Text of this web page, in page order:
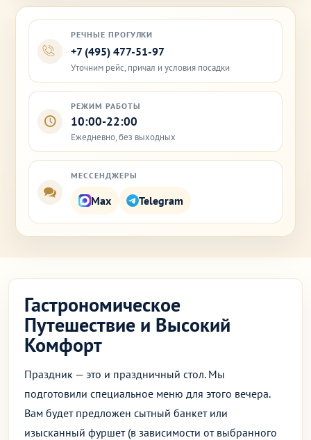
РЕЧНЫЕ ПРОГУЛКИ
+7 (495) 477-51-97
Уточним рейс, причал и условия посадки
РЕЖИМ РАБОТЫ
10:00-22:00
Ежедневно, без выходных
МЕССЕНДЖЕРЫ
Max Telegram
Гастрономическое
Путешествие и Высокий
Комфорт
Праздник — это и праздничный стол. Мы
подготовили специальное меню для этого вечера.
Вам будет предложен сытный банкет или
изысканный фуршет (в зависимости от выбранного